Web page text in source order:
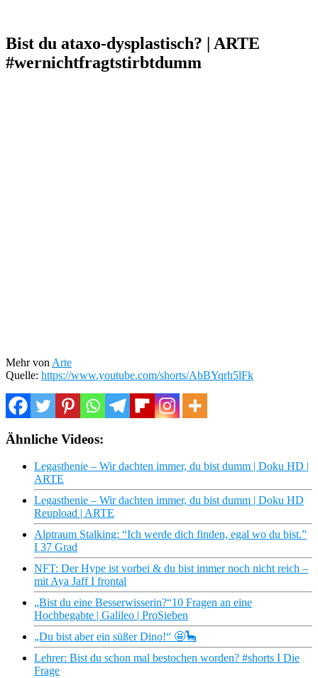
Bist du ataxo-dysplastisch? | ARTE
#wernichtfragtstirbtdumm
Mehr von Arte
Quelle: https://www.youtube.com/shorts/AbBYqrh5lFk
Ähnliche Videos:
Legasthenie – Wir dachten immer, du bist dumm | Doku HD |
ARTE
Legasthenie – Wir dachten immer, du bist dumm | Doku HD
Reupload | ARTE
Alptraum Stalking: “Ich werde dich finden, egal wo du bist.”
I 37 Grad
NFT: Der Hype ist vorbei & du bist immer noch nicht reich –
mit Aya Jaff I frontal
„Bist du eine Besserwisserin?“10 Fragen an eine
Hochbegabte | Galileo | ProSieben
„Du bist aber ein süßer Dino!“ 🤩🦕
Lehrer: Bist du schon mal bestochen worden? #shorts I Die
Frage